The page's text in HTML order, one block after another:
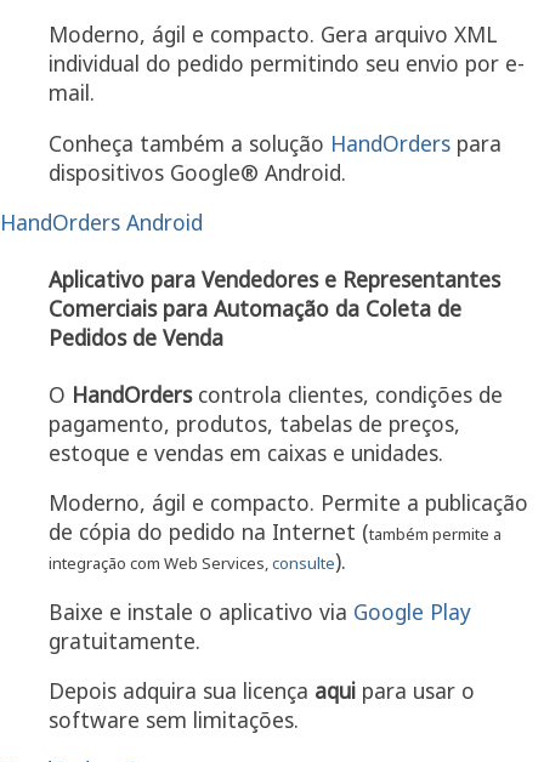
Moderno, ágil e compacto. Gera arquivo XML
individual do pedido permitindo seu envio por e-
mail.
Conheça também a solução HandOrders para
dispositivos Google® Android.
HandOrders Android
Aplicativo para Vendedores e Representantes
Comerciais para Automação da Coleta de
Pedidos de Venda
O HandOrders controla clientes, condições de
pagamento, produtos, tabelas de preços,
estoque e vendas em caixas e unidades.
Moderno, ágil e compacto. Permite a publicação
de cópia do pedido na Internet (também permite a
integração com Web Services,consulte).
Baixe e instale o aplicativo via Google Play
gratuitamente.
Depois adquira sua licença aqui para usar o
software sem limitações.